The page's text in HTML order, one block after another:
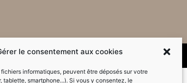
le consentement aux cookies
informatiques, peuvent être déposés sur votre
tablette, smartphone...). Si vous y consentez, le